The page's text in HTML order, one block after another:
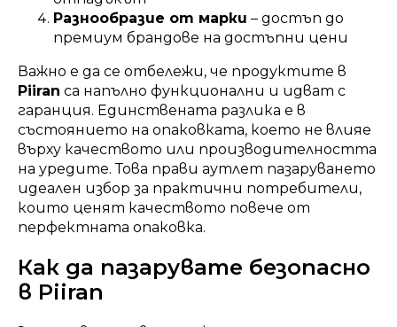
Разнообразие от марки – достъп до
премиум брандове на достъпни цени
Важно е да се отбележи, че продуктите в
Piiran са напълно функционални и идват с
гаранция. Единствената разлика е в
състоянието на опаковката, което не влияе
върху качеството или производителността
на уредите. Това прави аутлет пазаруването
идеален избор за практични потребители,
които ценят качеството повече от
перфектната опаковка.
Как да пазарувате безопасно
в Piiran